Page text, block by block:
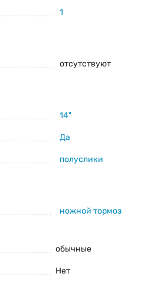
1
отсутствуют
14"
Да
полуслики
ножной тормоз
обычные
Нет